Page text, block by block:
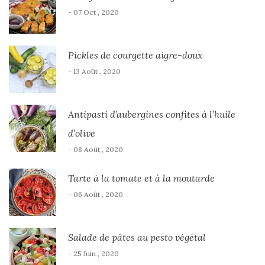
- 07 Oct , 2020
Pickles de courgette aigre-doux
- 13 Août , 2020
Antipasti d’aubergines confites à l’huile
d’olive
- 08 Août , 2020
Tarte à la tomate et à la moutarde
- 06 Août , 2020
Salade de pâtes au pesto végétal
- 25 Juin , 2020